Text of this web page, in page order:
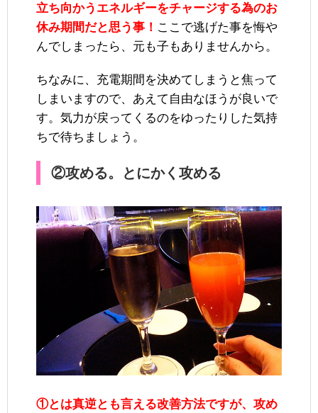
立ち向かうエネルギーをチャージする為のお
休み期間だと思う事！ ここで逃げた事を悔や
んでしまったら、元も子もありませんから。
ちなみに、充電期間を決めてしまうと焦って
しまいますので、あえて自由なほうが良いで
す。気力が戻ってくるのをゆったりした気持
ちで待ちましょう。
②攻める。とにかく攻める
①とは真逆とも言える改善方法ですが、攻め